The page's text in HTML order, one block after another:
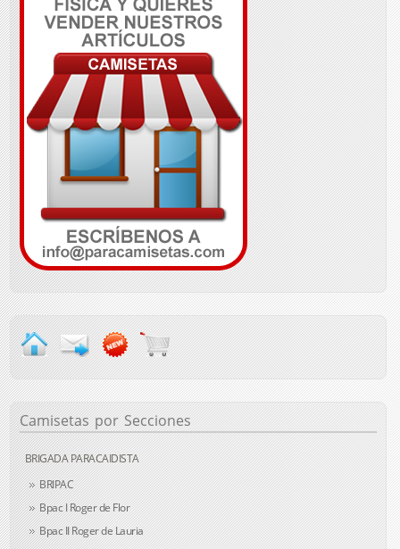
Camisetas por Secciones
BRIGADA PARACAIDISTA
BRIPAC
Bpac I Roger de Flor
Bpac II Roger de Lauria